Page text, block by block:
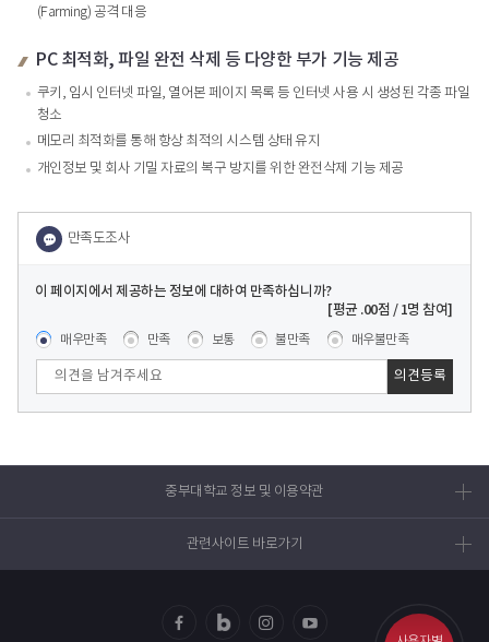
(Farming) 공격 대응
PC 최적화, 파일 완전 삭제 등 다양한 부가 기능 제공
쿠키, 임시 인터넷 파일, 열어본 페이지 목록 등 인터넷 사용 시 생성된 각종 파일
청소
메모리 최적화를 통해 항상 최적의 시스템 상태 유지
개인정보 및 회사 기밀 자료의 복구 방지를 위한 완전삭제 기능 제공
이 페이지에서 제공하는 정보에 대하여 만족하십니까?
콘텐츠 만족도 조사
[평균 .00점 / 1명 참여]
매우만족 만족 보통 불만족 매우불만족
관련사이트 바로가기
중부대학교 정보 및 이용약관